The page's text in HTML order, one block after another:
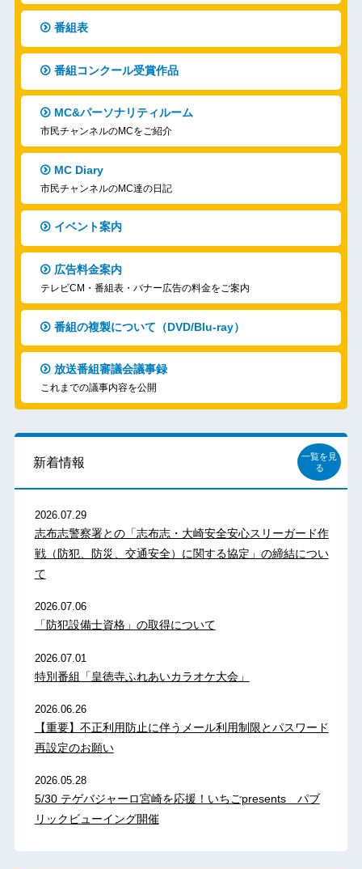
番組表
番組コンクール受賞作品
MC&パーソナリティルーム
市民チャンネルのMCをご紹介
MC Diary
市民チャンネルのMC達の日記
イベント案内
広告料金案内
テレビCM・番組表・バナー広告の料金をご案内
番組の複製について（DVD/Blu-ray）
放送番組審議会議事録
これまでの議事内容を公開
新着情報
一覧を見
る
2026.07.29
志布志警察署との「志布志・大崎安全安心スリーガード作
戦（防犯、防災、交通安全）に関する協定」の締結につい
て
2026.07.06
「防犯設備士資格」の取得について
2026.07.01
特別番組「皇徳寺ふれあいカラオケ大会」
2026.06.26
【重要】不正利用防止に伴うメール利用制限とパスワード
再設定のお願い
2026.05.28
5/30 テゲバジャーロ宮崎を応援！いちごpresents パブ
リックビューイング開催